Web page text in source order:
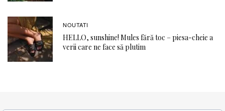
NOUTATI
HELLO, sunshine! Mules fără toc – piesa-cheie a
verii care ne face să plutim